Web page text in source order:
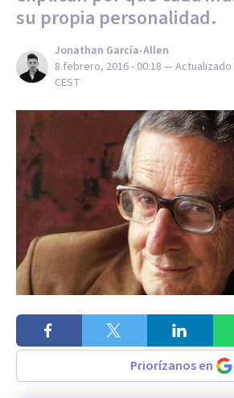
su propia personalidad.
Jonathan García-Allen
8 febrero, 2016 - 00:18 — Actualizado
CEST
Priorízanos en